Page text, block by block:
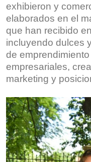
exhibieron y
elaborados en el
que han recibido
incluyendo dulces
de
empresariales,
marketing y